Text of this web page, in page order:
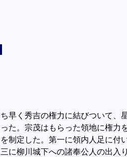
早く秀吉の権力に結びついて、
た。宗茂はもらった領地に権
制定した。第一に領内人足に
に柳川城下への諸奉公人の出入